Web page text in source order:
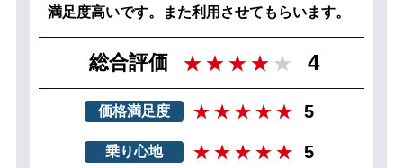
満足度高いです。また利用させてもらいます。
総合評価 4
価格満足度 5
乗り心地 5